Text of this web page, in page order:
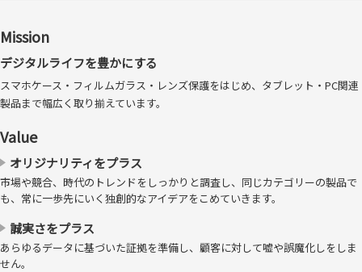
Mission
デジタルライフを豊かにする
スマホケース・フィルムガラス・レンズ保護をはじめ、タブレット・PC関連
製品まで幅広く取り揃えています。
Value
オリジナリティをプラス
市場や競合、時代のトレンドをしっかりと調査し、同じカテゴリーの製品で
も、常に一歩先にいく独創的なアイデアをこめていきます。
誠実さをプラス
あらゆるデータに基づいた証拠を準備し、顧客に対して嘘や誤魔化しをしま
せん。